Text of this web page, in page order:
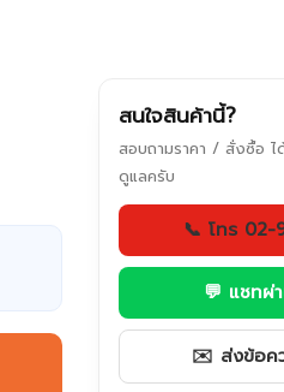
สนใจสินค้านี้?
สอบถามราคา / สั่งซื้อ ไ
ดูแลครับ
📞 โทร 02-
💬 แชทผ่
✉️ ส่งข้อคว